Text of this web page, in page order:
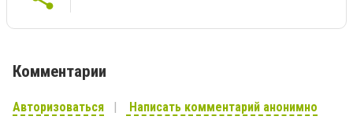
Комментарии
Авторизоваться Написать комментарий анонимно